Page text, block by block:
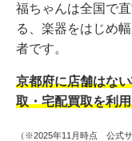
福ちゃんは全国で
る、楽器をはじめ
者です。
京都府に店舗はな
取・宅配買取を利
（※2025年11月時点 公式サ